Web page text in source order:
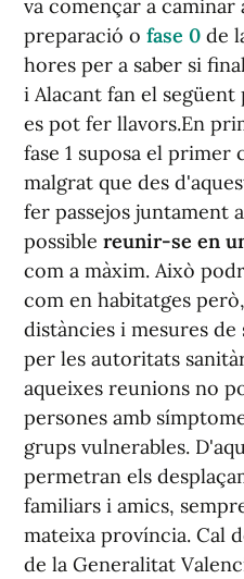
va començar a caminar
preparació o fase 0 de
hores per a saber si
i Alacant fan el següent
es pot fer llavors.En
fase 1 suposa el primer
malgrat que des
fer passejos juntament
possible reunir-se en
com a màxim. Això
com en habitatges
distàncies i mesures
per les autoritats
aqueixes reunions no
persones amb
grups vulnerables.
permetran els
familiars i amics,
mateixa província. Cal
de la Generalitat